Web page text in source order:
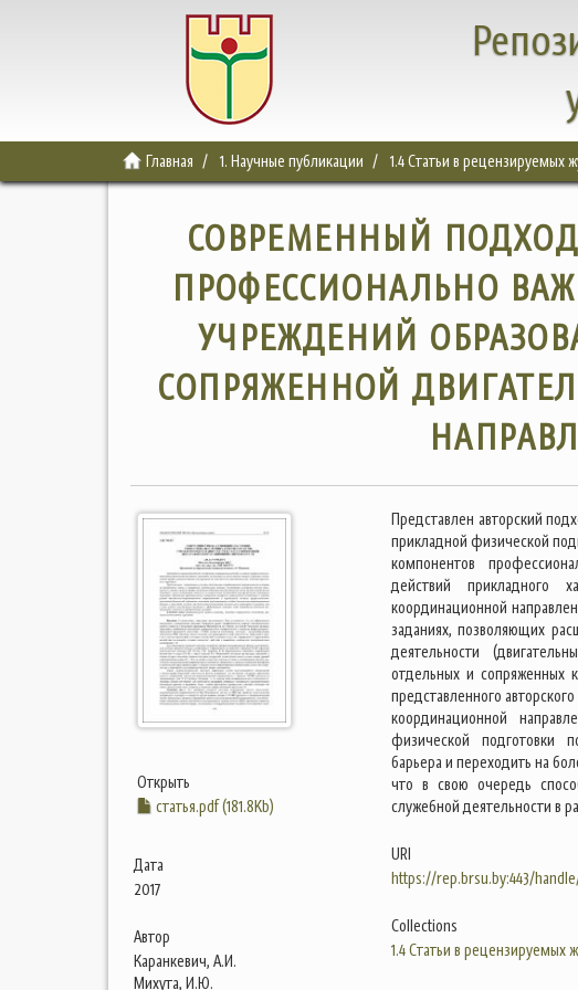
Главная 1. Научные публикации 1.4 Статьи в рецензируемых
СОВРЕМЕННЫЙ
ПРОФЕССИОНАЛЬНО
УЧРЕЖДЕНИЙ
СОПРЯЖЕННОЙ
Открыть
статья.pdf (181.8Kb)
Дата
2017
Автор
Каранкевич, А.И.
Михута, И.Ю.
Представлен авторский
прикладной физической
компонентов
действий прикладного
координационной
заданиях, позволяющих
деятельности
отдельных и сопряженных
представленного
координационной
физической подготовки
барьера и переходить на
что в свою очередь
служебной деятельности в
URI
https://rep.brsu.by:443/handle/
Collections
1.4 Статьи в рецензируемых